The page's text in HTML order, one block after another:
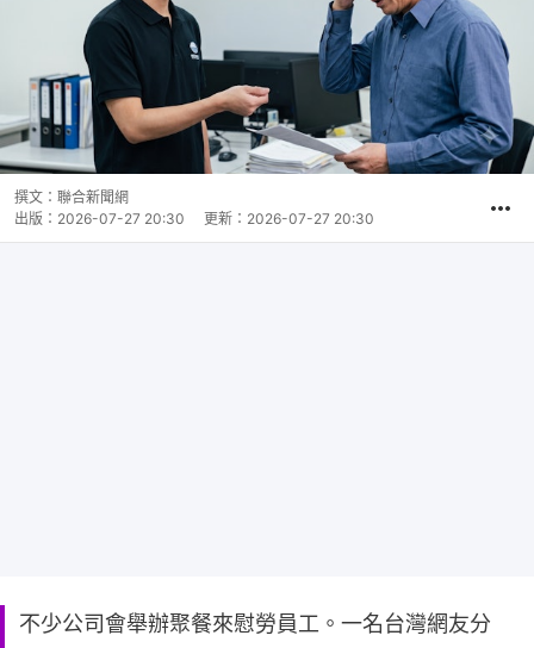
撰文： 聯合新聞網
出版： 2026-07-27 20:30 更新： 2026-07-27 20:30
不少公司會舉辦聚餐來慰勞員工。一名台灣網友分